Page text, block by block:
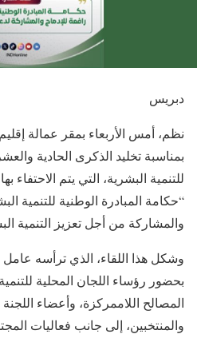
دبريس
نظم، أمس الأربعاء بمقر عمالة
بمناسبة تخليد الذكرى الحادية
للتنمية البشرية، التي يتم
“حكامة المبادرة الوطنية للتنمية
والمشاركة من أجل تعزيز التنمية
وشكل هذا اللقاء، الذي ترأسه عامل
بحضور رؤساء اللجان المحلية
المصالح اللاممركزة، وأعضاء اللجنة
والمنتخبين، إلى جانب فعاليات